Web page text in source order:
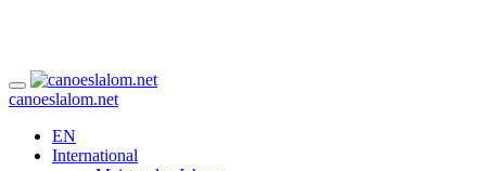
canoeslalom.net
EN
International